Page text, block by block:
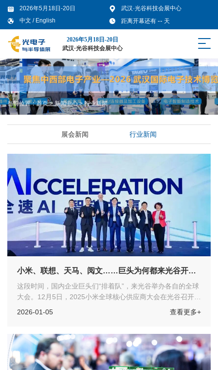
2026年5月18日-20日
武汉·光谷科技会展中心
中文 / English 距离开幕还有 -- 天
2026年5月18日-20日
武汉·光谷科技会展中心
当前位置：首页>新闻中心>行业新闻
展会新闻 行业新闻
小米、联想、天马、阅文……巨头为何都来光谷开全
这段时间，国内企业巨头们“排着队”，来光谷举办各自的全球
大会。12月5日，2025小米全球核心供应商大会在光谷召开。
12月2日，中国信息通信“国家队”中国信科集团在光谷举办首
长江存储、阅文集团、九峰山实验室也在光谷召开了各自的全
球大会。
2026-01-05 查看更多+